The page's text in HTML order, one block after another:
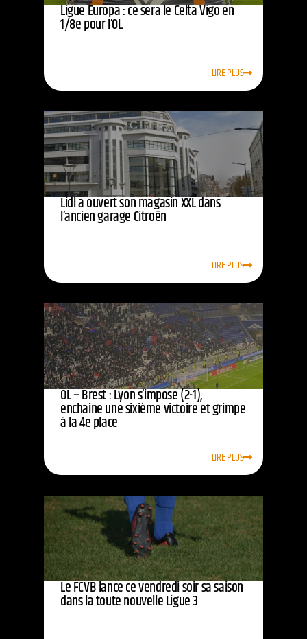
Ligue Europa : ce sera le Celta Vigo en
1/8e pour l’OL
LIRE PLUS
Lidl a ouvert son magasin XXL dans
l’ancien garage Citroën
LIRE PLUS
OL – Brest : Lyon s’impose (2-1),
enchaîne une sixième victoire et grimpe
à la 4e place
LIRE PLUS
Le FCVB lance ce vendredi soir sa saison
dans la toute nouvelle Ligue 3